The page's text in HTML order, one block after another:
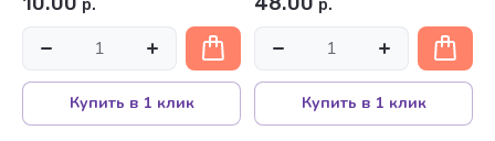
р.
Купить в 1 клик
р.
Купить в 1 клик